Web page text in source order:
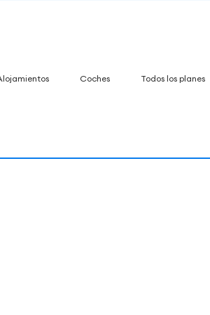
Coches Todos los planes